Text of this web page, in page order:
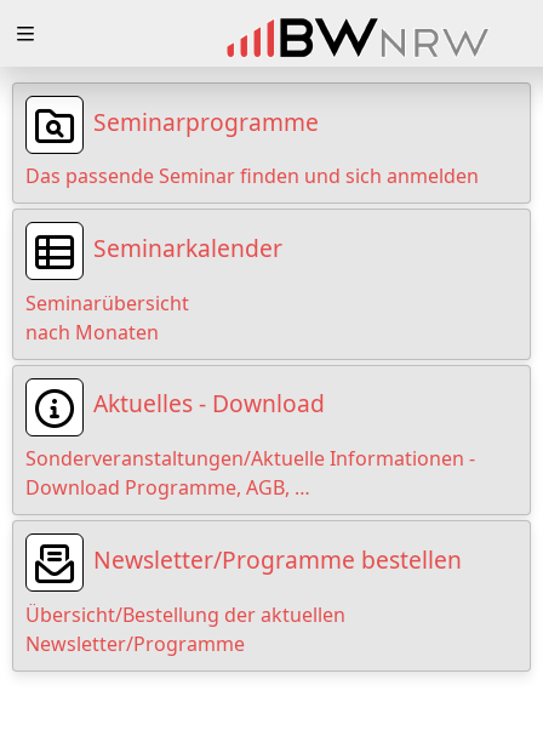
Loading
Loading
Loading
Loading
Loading
Loading
Seminarprogramme
Das passende Seminar finden und sich anmelden
Seminarkalender
Seminarübersicht
nach Monaten
Aktuelles - Download
Sonderveranstaltungen/Aktuelle Informationen -
Download Programme, AGB, …
Newsletter/Programme bestellen
Übersicht/Bestellung der aktuellen
Newsletter/Programme